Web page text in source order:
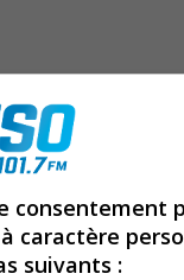
consentement
caractère
suivants :